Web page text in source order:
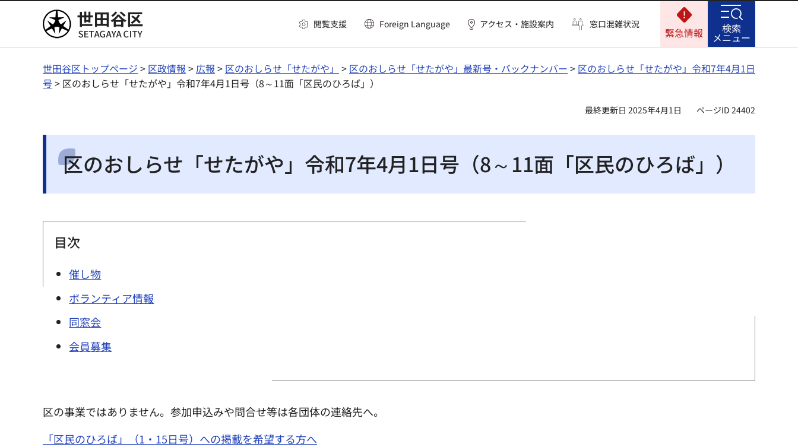
世田谷区 閲覧支援 Foreign Language アクセス・施設案内 窓口混雑状況
緊急情報 検索
メニュー
世田谷区トップページ > 区政情報 > 広報 > 区のおしらせ「せたがや」 > 区のおしらせ「せたがや」最新号・バックナンバー > 区のおしらせ「せたがや」令和7年4月1日
号> 区のおしらせ「せたがや」令和7年4月1日号（8～11面「区民のひろば」）
最終更新日 2025年4月1日 ページID 24402
区のおしらせ「せたがや」令和7年4月1日号（8～11面「区民のひろば」）
目次
催し物
ボランティア情報
同窓会
会員募集
区の事業ではありません。参加申込みや問合せ等は各団体の連絡先へ。
「区民のひろば」（1・15日号）への掲載を希望する方へ